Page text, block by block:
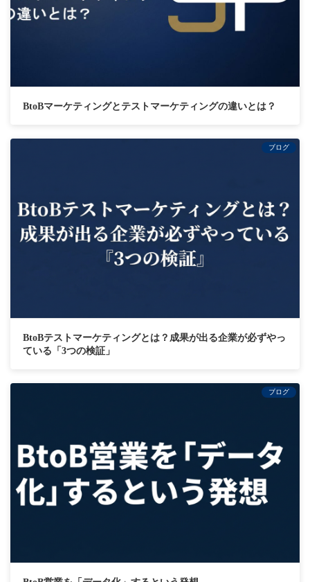
BtoBマーケティングとテストマーケティングの違いとは？
ブログ
BtoBテストマーケティングとは？成果が出る企業が必ずやっ
ている「3つの検証」
ブログ